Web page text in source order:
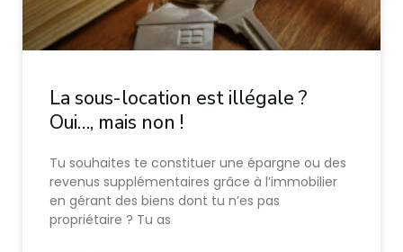
La sous-location est illégale ?
Oui…, mais non !
Tu souhaites te constituer une épargne ou des
revenus supplémentaires grâce à l’immobilier
en gérant des biens dont tu n’es pas
propriétaire ? Tu as